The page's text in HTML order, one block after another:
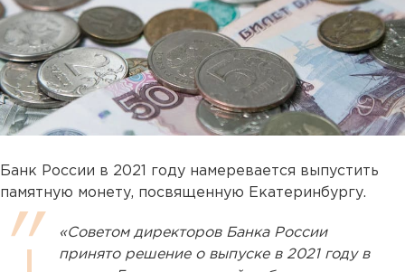
Банк России в 2021 году намеревается выпустить
памятную монету, посвященную Екатеринбургу.
«Советом директоров Банка России
принято решение о выпуске в 2021 году в